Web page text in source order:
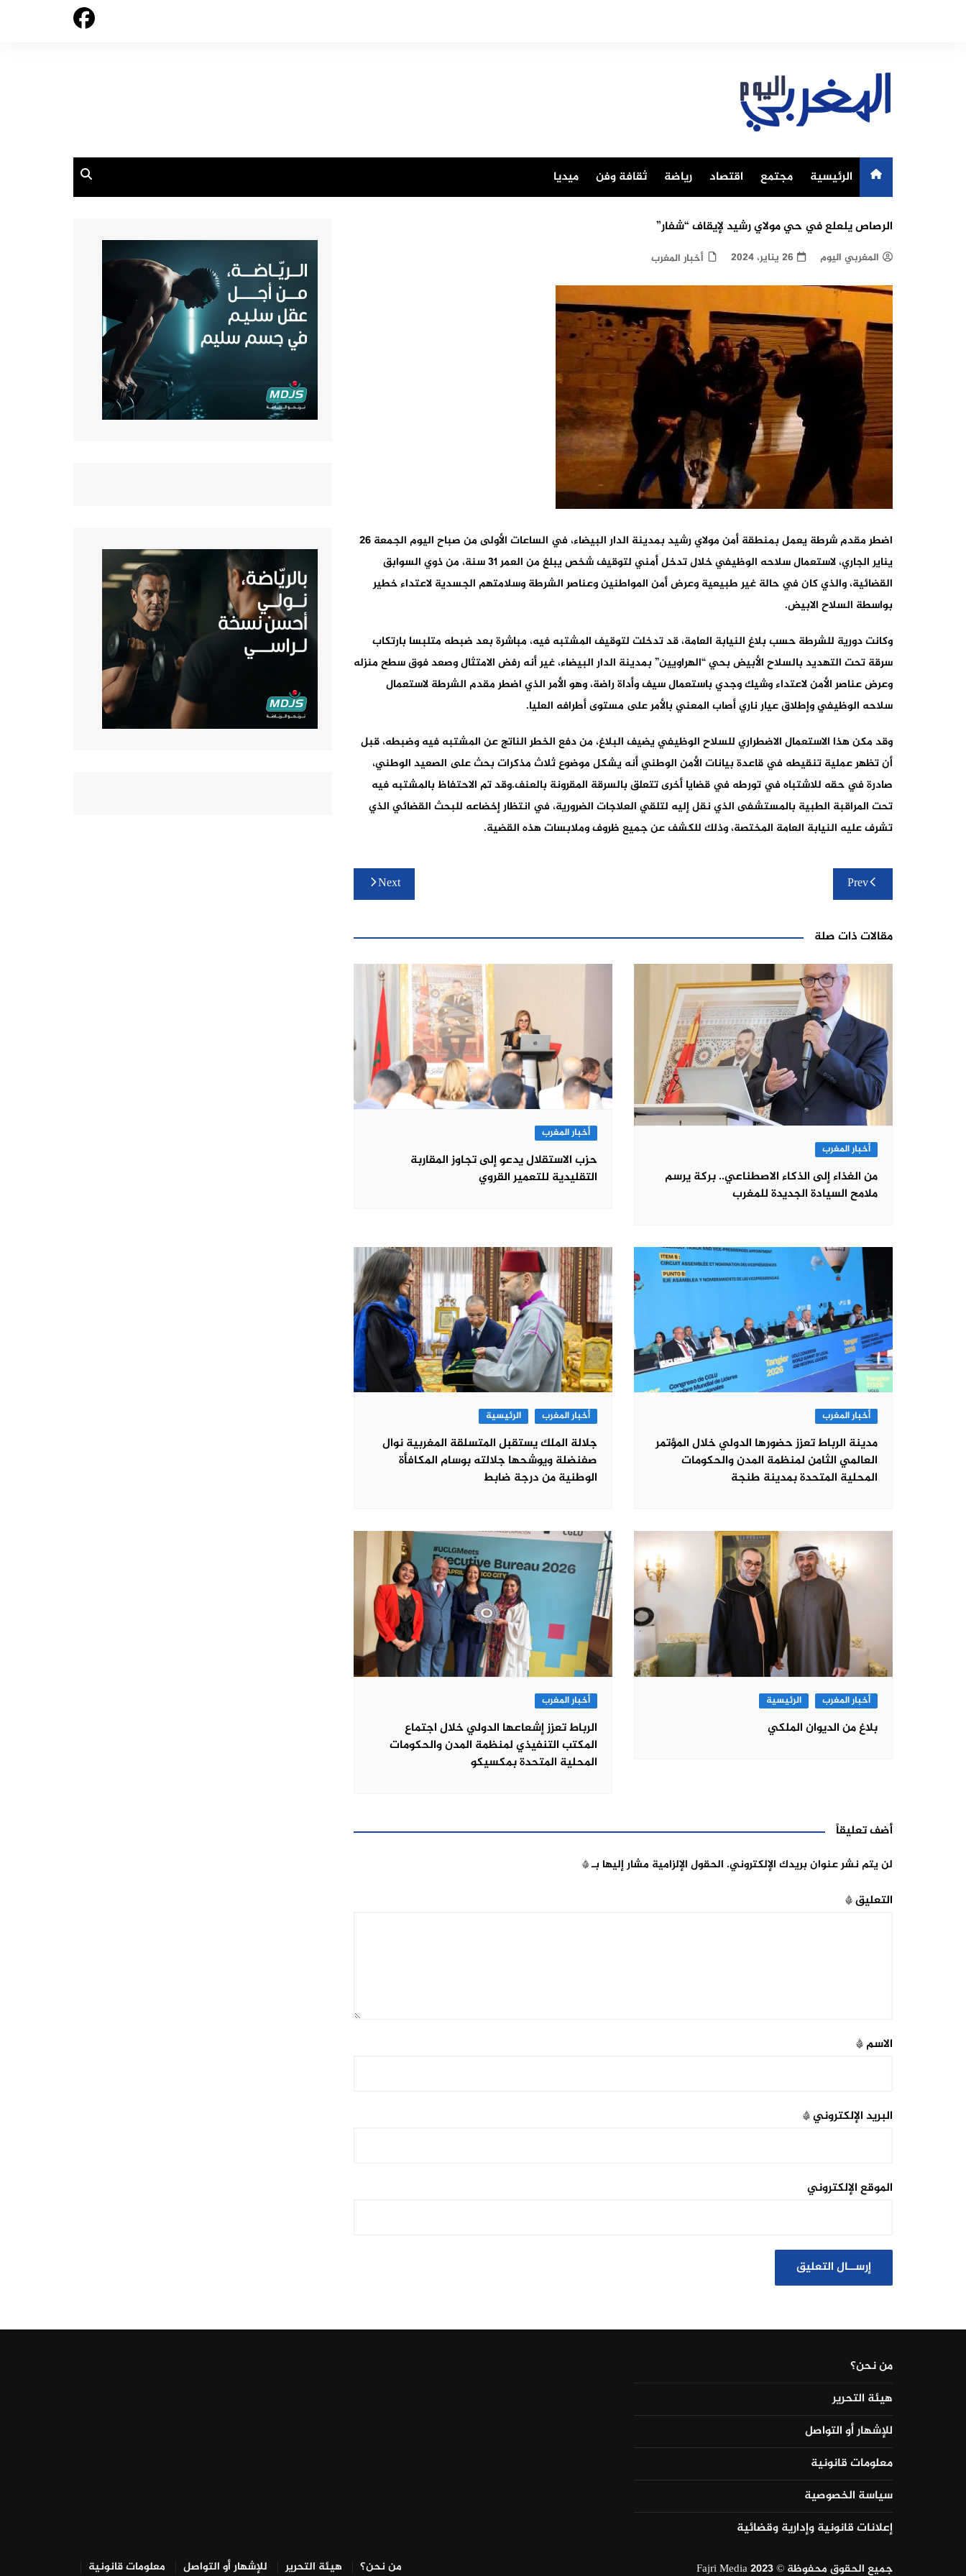
الرئيسية مجتمع اقتصاد رياضة ثقافة وفن ميديا
الرصاص يلعلع في حي مولاي رشيد لإيقاف “شفار”
المغربي اليوم 26 يناير، 2024 أخبار المغرب
اضطر مقدم شرطة يعمل بمنطقة أمن مولاي رشيد بمدينة الدار البيضاء، في الساعات الأولى من صباح اليوم الجمعة 26
يناير الجاري، لاستعمال سلاحه الوظيفي خلال تدخل أمني لتوقيف شخص يبلغ من العمر 31 سنة، من ذوي السوابق
القضائية، والذي كان في حالة غير طبيعية وعرض أمن المواطنين وعناصر الشرطة وسلامتهم الجسدية لاعتداء خطير
بواسطة السلاح الابيض.
وكانت دورية للشرطة حسب بلاغ النيابة العامة، قد تدخلت لتوقيف المشتبه فيه، مباشرة بعد ضبطه متلبسا بارتكاب
سرقة تحت التهديد بالسلاح الأبيض بحي “الهراويين” بمدينة الدار البيضاء، غير أنه رفض الامتثال وصعد فوق سطح منزله
وعرض عناصر الأمن لاعتداء وشيك وجدي باستعمال سيف وأداة راضة، وهو الأمر الذي اضطر مقدم الشرطة لاستعمال
سلاحه الوظيفي وإطلاق عيار ناري أصاب المعني بالأمر على مستوى أطرافه العليا.
وقد مكن هذا الاستعمال الاضطراري للسلاح الوظيفي يضيف البلاغ، من دفع الخطر الناتج عن المشتبه فيه وضبطه، قبل
أن تظهر عملية تنقيطه في قاعدة بيانات الأمن الوطني أنه يشكل موضوع ثلاث مذكرات بحث على الصعيد الوطني،
صادرة في حقه للاشتباه في تورطه في قضايا أخرى تتعلق بالسرقة المقرونة بالعنف.وقد تم الاحتفاظ بالمشتبه فيه
تحت المراقبة الطبية بالمستشفى الذي نقل إليه لتلقي العلاجات الضرورية، في انتظار إخضاعه للبحث القضائي الذي
تشرف عليه النيابة العامة المختصة، وذلك للكشف عن جميع ظروف وملابسات هذه القضية.
تصفّح
المقالات
Prev
Next
مقالات ذات صلة
أخبار المغرب
من الغذاء إلى الذكاء الاصطناعي.. بركة يرسم
ملامح السيادة الجديدة للمغرب
أخبار المغرب
حزب الاستقلال يدعو إلى تجاوز المقاربة
التقليدية للتعمير القروي
أخبار المغرب
مدينة الرباط تعزز حضورها الدولي خلال المؤتمر
العالمي الثامن لمنظمة المدن والحكومات
المحلية المتحدة بمدينة طنجة
أخبار المغرب الرئيسية
جلالة الملك يستقبل المتسلقة المغربية نوال
صفنضلة ويوشحها جلالته بوسام المكافأة
الوطنية من درجة ضابط
أخبار المغرب الرئيسية
بلاغ من الديوان الملكي
أخبار المغرب
الرباط تعزز إشعاعها الدولي خلال اجتماع
المكتب التنفيذي لمنظمة المدن والحكومات
المحلية المتحدة بمكسيكو
أضف تعليقاً
لن يتم نشر عنوان بريدك الإلكتروني. الحقول الإلزامية مشار إليها بـ*
التعليق*
الاسم*
البريد الإلكتروني*
الموقع الإلكتروني
من نحن؟
هيئة التحرير
للإشهار أو التواصل
معلومات قانونية
سياسة الخصوصية
إعلانات قانونية وإدارية وقضائية
جميع الحقوق محفوظة © Fajri Media 2023 من نحن؟ هيئة التحرير للإشهار أو التواصل
معلومات قانونية